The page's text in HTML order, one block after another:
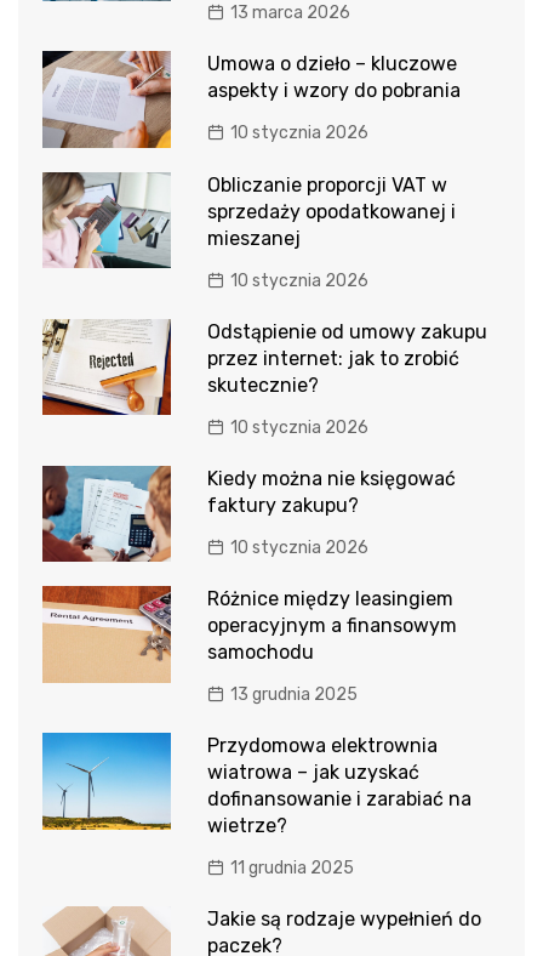
13 marca 2026
Umowa o dzieło – kluczowe
aspekty i wzory do pobrania
10 stycznia 2026
Obliczanie proporcji VAT w
sprzedaży opodatkowanej i
mieszanej
10 stycznia 2026
Odstąpienie od umowy zakupu
przez internet: jak to zrobić
skutecznie?
10 stycznia 2026
Kiedy można nie księgować
faktury zakupu?
10 stycznia 2026
Różnice między leasingiem
operacyjnym a finansowym
samochodu
13 grudnia 2025
Przydomowa elektrownia
wiatrowa – jak uzyskać
dofinansowanie i zarabiać na
wietrze?
11 grudnia 2025
Jakie są rodzaje wypełnień do
paczek?